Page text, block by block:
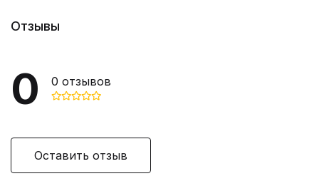
Отзывы
0 0 отзывов
Оставить отзыв